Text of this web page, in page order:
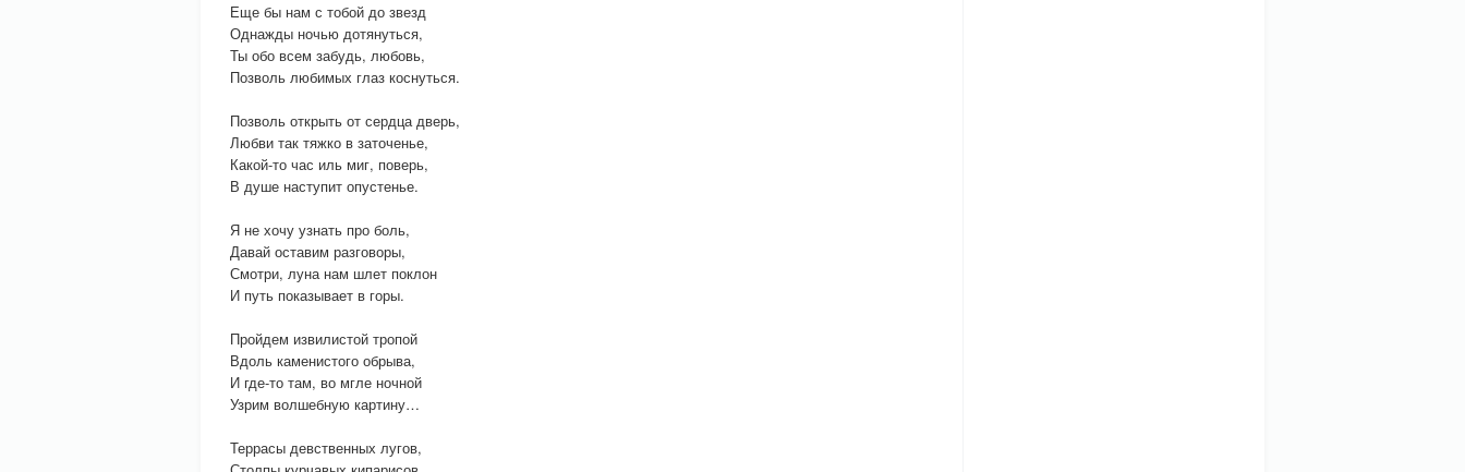
Еще бы нам с тобой до звезд
Однажды ночью дотянуться,
Ты обо всем забудь, любовь,
Позволь любимых глаз коснуться.
Позволь открыть от сердца дверь,
Любви так тяжко в заточенье,
Какой-то час иль миг, поверь,
В душе наступит опустенье.
Я не хочу узнать про боль,
Давай оставим разговоры,
Смотри, луна нам шлет поклон
И путь показывает в горы.
Пройдем извилистой тропой
Вдоль каменистого обрыва,
И где-то там, во мгле ночной
Узрим волшебную картину…
Террасы девственных лугов,